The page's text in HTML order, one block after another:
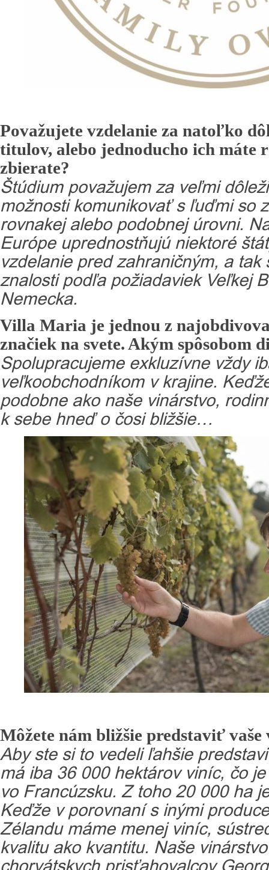
Považujete vzdelanie za natoľko
titulov, alebo jednoducho ich máte
zbierate?
Štúdium považujem za veľmi
možnosti komunikovať s ľuďmi so
rovnakej alebo podobnej úrovni.
Európe uprednostňujú niektoré
vzdelanie pred zahraničným, a tak
znalosti podľa požiadaviek Veľkej
Nemecka.
Villa Maria je jednou z
značiek na svete. Akým spôsobom
Spolupracujeme exkluzívne vždy
veľkoobchodníkom v krajine.
podobne ako naše vinárstvo,
k sebe hneď o čosi bližšie…
Môžete nám bližšie predstaviť
Aby ste si to vedeli ľahšie
má iba 36 000 hektárov viníc, čo
vo Francúzsku. Z toho 20 000 ha
Keďže v porovnaní s inými
Zélandu máme menej viníc,
kvalitu ako kvantitu. Naše
chorvátskych prisťahovalcov